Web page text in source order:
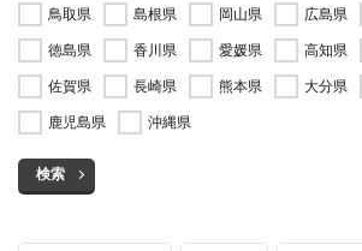
鳥取県
島根県 岡山県 広島県
徳島県
香川県 愛媛県 高知県
佐賀県
長崎県 熊本県 大分県
鹿児島県
沖縄県
検索